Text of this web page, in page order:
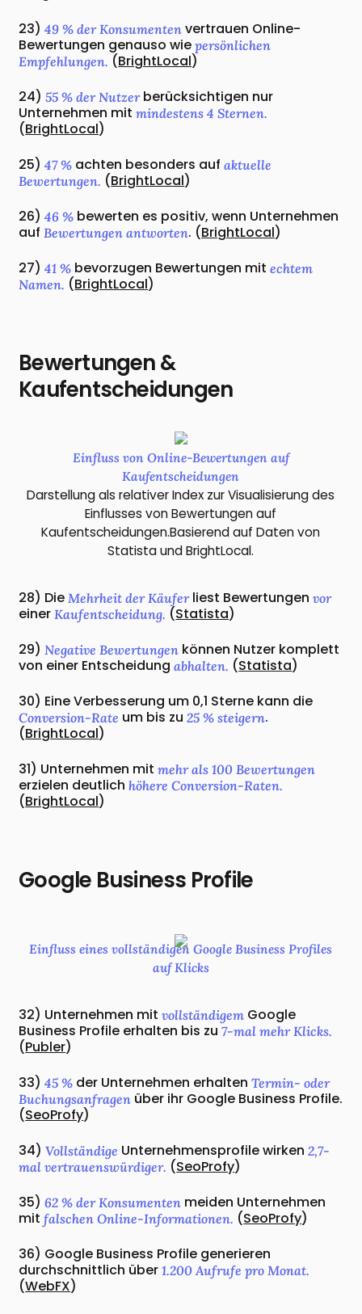
23)49 % der Konsumenten vertrauen Online-
Bewertungen genauso wiepersönlichen
Empfehlungen. (BrightLocal)
24)55 % der Nutzerberücksichtigen nur
Unternehmen mitmindestens 4 Sternen.
(BrightLocal)
25)47 % achten besonders aufaktuelle
Bewertungen. (BrightLocal)
26)46 % bewerten es positiv, wenn Unternehmen
aufBewertungen antworten. (BrightLocal)
27)41 % bevorzugen Bewertungen mitechtem
Namen. (BrightLocal)
Bewertungen &
Kaufentscheidungen
Einfluss von Online-Bewertungen auf
Kaufentscheidungen
Darstellung als relativer Index zur Visualisierung des
Einflusses von Bewertungen auf
Kaufentscheidungen.Basierend auf Daten von
Statista und BrightLocal.
28) DieMehrheit der Käuferliest Bewertungenvor
einerKaufentscheidung. (Statista)
29)Negative Bewertungen können Nutzer komplett
von einer Entscheidungabhalten. (Statista)
30) Eine Verbesserung um 0,1 Sterne kann die
Conversion-Rate um bis zu25 % steigern.
(BrightLocal)
31) Unternehmen mitmehr als 100 Bewertungen
erzielen deutlichhöhere Conversion-Raten.
(BrightLocal)
Google Business Profile
Einfluss eines vollständigen Google Business Profiles
auf Klicks
32) Unternehmen mitvollständigem Google
Business Profile erhalten bis zu7-mal mehr Klicks.
(Publer)
33)45 % der Unternehmen erhaltenTermin- oder
Buchungsanfragen über ihr Google Business Profile.
(SeoProfy)
34)Vollständige Unternehmensprofile wirken2,7-
mal vertrauenswürdiger. (SeoProfy)
35)62 % der Konsumenten meiden Unternehmen
mitfalschen Online-Informationen. (SeoProfy)
36) Google Business Profile generieren
durchschnittlich über1.200 Aufrufe pro Monat.
(WebFX)